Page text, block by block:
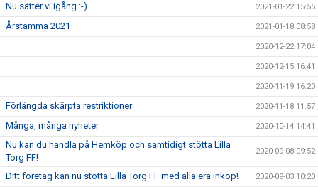
Nu sätter vi igång :-) 2021-01-22 15:55
Årstämma 2021 2021-01-18 08:58
2020-12-22 17:04
2020-12-15 16:41
2020-11-19 16:20
Förlängda skärpta restriktioner 2020-11-18 11:57
Många, många nyheter 2020-10-14 14:41
Nu kan du handla på Hemköp och samtidigt stötta Lilla
Torg FF!
2020-09-08 09:52
Ditt företag kan nu stötta Lilla Torg FF med alla era inköp! 2020-09-03 10:20